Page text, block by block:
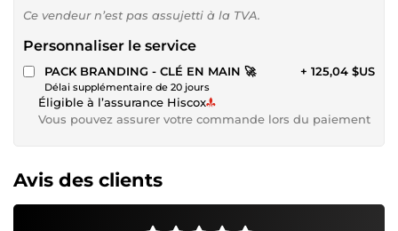
Ce vendeur n’est pas assujetti à la TVA.
Personnaliser le service
PACK BRANDING - CLÉ EN MAIN 🚀
Délai supplémentaire de 20 jours
+ 125,04 $US
Éligible à l’assurance Hiscox
Vous pouvez assurer votre commande lors du paiement
Avis des clients